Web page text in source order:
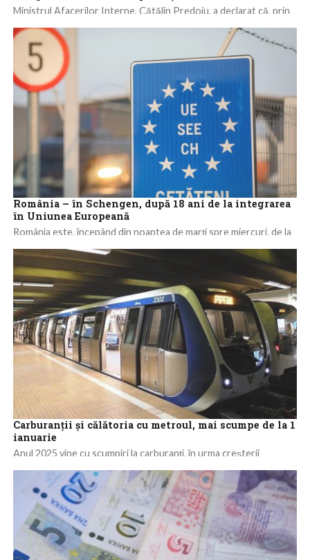
Ministrul Afacerilor Interne, Cătălin Predoiu, a declarat că, prin
Europeană este deplină şi...
România – în Schengen, după 18 ani de la integrarea
în Uniunea Europeană
România este, începând din noaptea de marţi spre miercuri, de la
după 18...
Carburanţii şi călătoria cu metroul, mai scumpe de la 1
ianuarie
Anul 2025 vine cu scumpiri la carburanţi, în urma creşterii